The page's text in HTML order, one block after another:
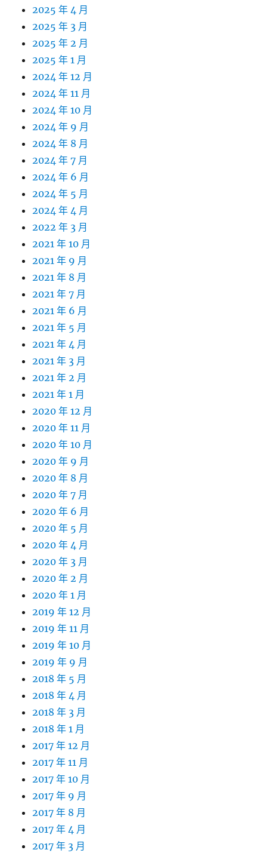
2025 年 4 月
2025 年 3 月
2025 年 2 月
2025 年 1 月
2024 年 12 月
2024 年 11 月
2024 年 10 月
2024 年 9 月
2024 年 8 月
2024 年 7 月
2024 年 6 月
2024 年 5 月
2024 年 4 月
2022 年 3 月
2021 年 10 月
2021 年 9 月
2021 年 8 月
2021 年 7 月
2021 年 6 月
2021 年 5 月
2021 年 4 月
2021 年 3 月
2021 年 2 月
2021 年 1 月
2020 年 12 月
2020 年 11 月
2020 年 10 月
2020 年 9 月
2020 年 8 月
2020 年 7 月
2020 年 6 月
2020 年 5 月
2020 年 4 月
2020 年 3 月
2020 年 2 月
2020 年 1 月
2019 年 12 月
2019 年 11 月
2019 年 10 月
2019 年 9 月
2018 年 5 月
2018 年 4 月
2018 年 3 月
2018 年 1 月
2017 年 12 月
2017 年 11 月
2017 年 10 月
2017 年 9 月
2017 年 8 月
2017 年 4 月
2017 年 3 月